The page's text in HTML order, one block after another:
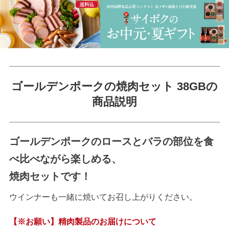
ゴールデンポークの焼肉セット 38GBの
商品説明
ゴールデンポークのロースとバラの部位を食
べ比べながら楽しめる、
焼肉セットです！
ウインナーも一緒に焼いてお召し上がりください。
【※お願い】精肉製品のお届けについて